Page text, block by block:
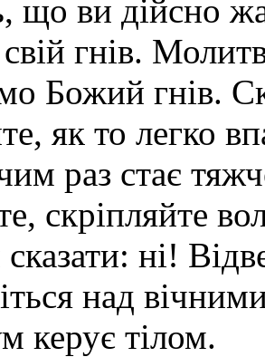
що ви дійсно
свій гнів.
Божий гнів.
як то легко
раз стає
скріпляйте
ні!
над
керує тілом.